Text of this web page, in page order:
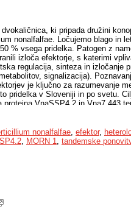
ki pripada družini
nonalfalfae. Ločujemo blago in
% vsega pridelka. Patogen z
izloča efektorje, s katerimi
regulacija, sinteza in izločanje
signalizacija).
je ključno za razumevanje
pridelka v Sloveniji in po svetu.
VnaSSP4.2 in Vna7.443
ter reporter DsRed2, jih
coli izrazili konstrukt
protein eGFP::VnaSSP4.2 v
specifično lokalizira v
s prostim C-
H. lupulus L. Protein
Potencialne vezave Vna7.443
smo pa delno potrdili
nonalfalfae, efektor,
, MORN 1, tandemske